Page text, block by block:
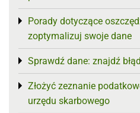
Porady dotyczące
zoptymalizuj swoje dane
Toggle menu
Sprawdź dane: znajdź błąd
Toggle menu
Złożyć zeznanie
urzędu skarbowego
Toggle menu